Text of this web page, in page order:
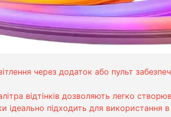
через додаток або пульт
відтінків дозволяють легко
ідеально підходить для використання